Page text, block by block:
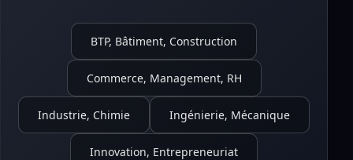
BTP, Bâtiment, Construction
Commerce, Management, RH
Industrie, Chimie Ingénierie, Mécanique
Innovation, Entrepreneuriat